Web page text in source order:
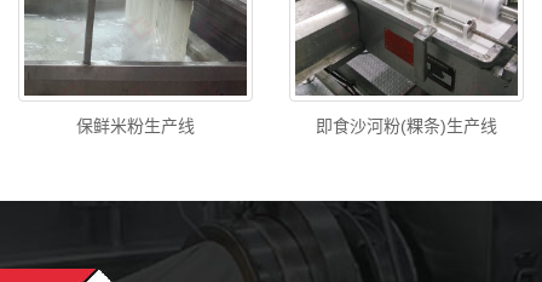
保鲜米粉生产线 即食沙河粉(粿条)生产线